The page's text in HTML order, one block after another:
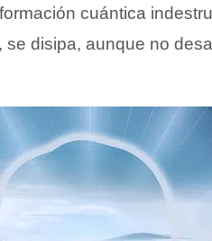
cuántica
se disipa, aunque no